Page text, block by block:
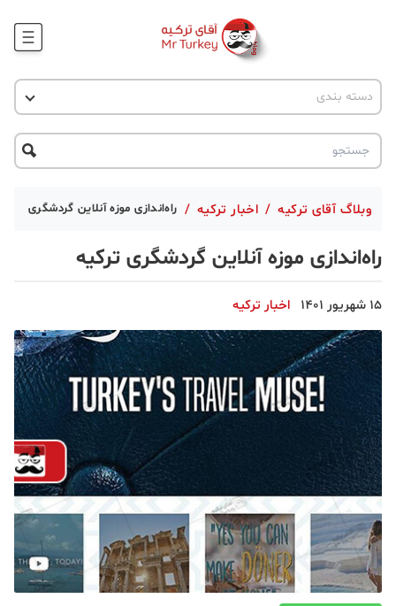
وبلاگ
جاذبه گردشگری
دسته بندی
اخبار ترکیه
پروژه ها
تحصیل در ترکیه
ترکیه گردی
دانستنی
دکوراسیون
قبرس
وبلاگ آقای ترکیه / اخبار ترکیه / راه‌اندازی موزه آنلاین گردشگری
راه‌اندازی موزه آنلاین گردشگری ترکیه
15 شهریور 1401 اخبار ترکیه